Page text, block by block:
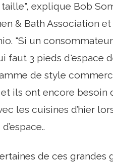
explique Bob
& Bath Association
"Si un
faut 3 pieds d'espace
de style
ils ont encore
les cuisines d’hier
de ces grandes